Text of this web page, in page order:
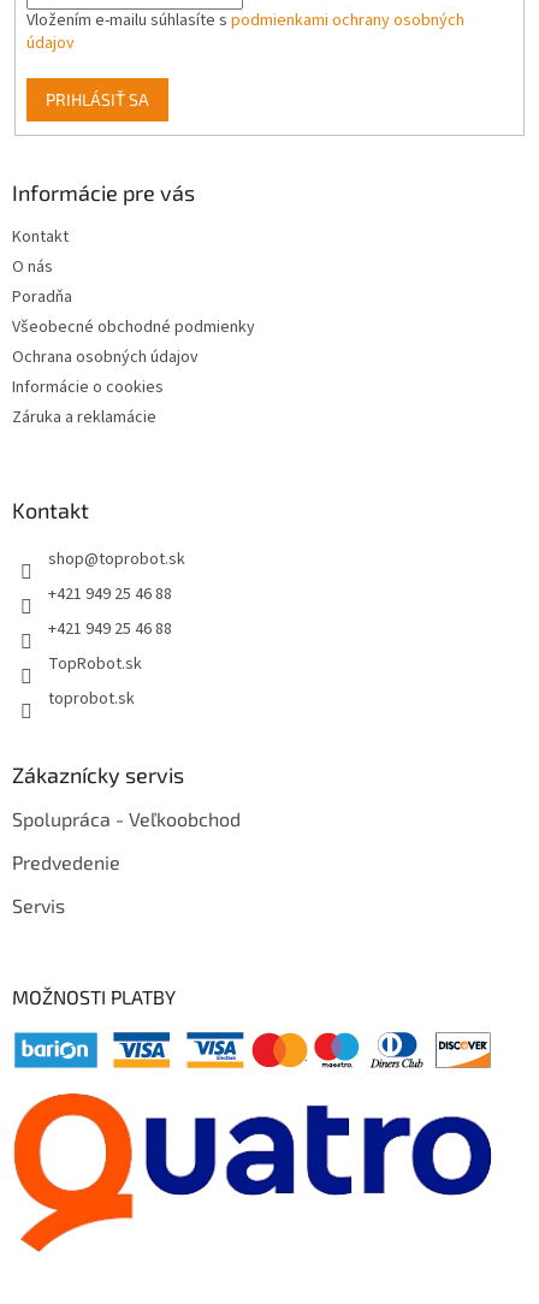
Vložením e-mailu súhlasíte s podmienkami ochrany osobných
údajov
PRIHLÁSIŤ SA
Informácie pre vás
Kontakt
O nás
Poradňa
Všeobecné obchodné podmienky
Ochrana osobných údajov
Informácie o cookies
Záruka a reklamácie
Kontakt
shop@toprobot.sk
+421 949 25 46 88
+421 949 25 46 88
TopRobot.sk
toprobot.sk
Zákaznícky servis
Spolupráca - Veľkoobchod
Predvedenie
Servis
MOŽNOSTI PLATBY